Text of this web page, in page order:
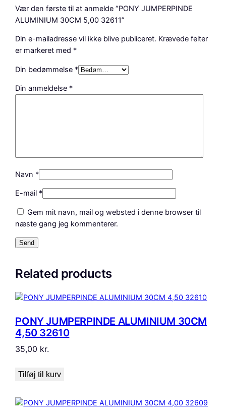
M
3
C
M
,
0
0
1
n
t
Vær den første til at anmelde “PONY JUMPERPINDE
ALUMINIUM 30CM 5,00 32611”
Din e-mailadresse vil ikke blive publiceret. Krævede felter
er markeret med *
Din bedømmelse *
Din anmeldelse *
Navn *
E-mail *
Gem mit navn, mail og websted i denne browser til
næste gang jeg kommenterer.
Related products
PONY JUMPERPINDE ALUMINIUM 30CM
4,50 32610
35,00 kr.
Tilføj til kurv